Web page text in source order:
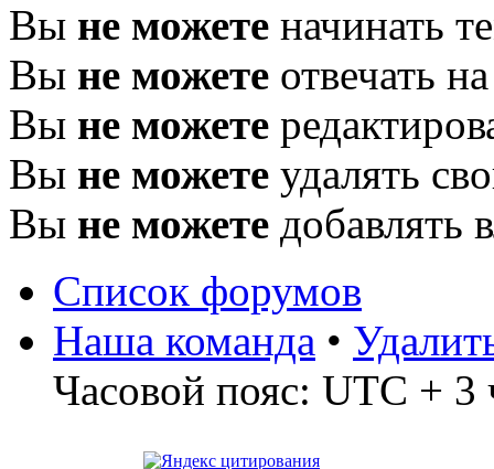
Вы не можете начинать
Вы не можете отвечать
Вы не можете
Вы не можете удалять
Вы не можете добавлять
Список форумов
Наша команда •
Часовой пояс: UTC + 3